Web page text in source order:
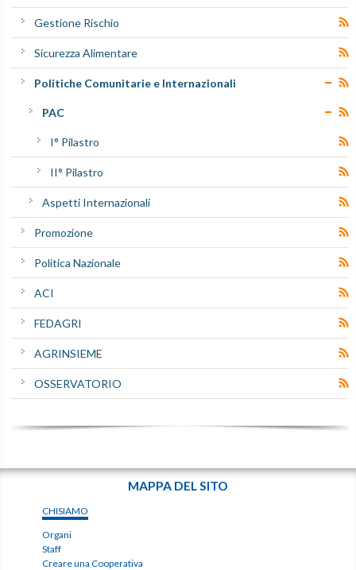
Gestione Rischio
Sicurezza Alimentare
Politiche Comunitarie e Internazionali
PAC
I° Pilastro
II° Pilastro
Aspetti Internazionali
Promozione
Politica Nazionale
ACI
FEDAGRI
AGRINSIEME
OSSERVATORIO
MAPPA DEL SITO
CHISIAMO
Organi
Staff
Creare una Cooperativa